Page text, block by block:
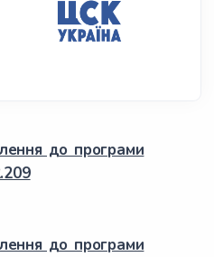
до програми
до програми